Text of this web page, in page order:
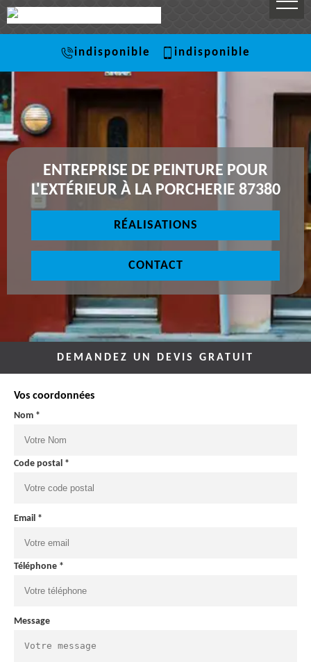
indisponible indisponible
ENTREPRISE DE PEINTURE POUR
L'EXTÉRIEUR À LA PORCHERIE 87380
RÉALISATIONS
CONTACT
DEMANDEZ UN DEVIS GRATUIT
Vos coordonnées
Nom *
Code postal *
Email *
Téléphone *
Message